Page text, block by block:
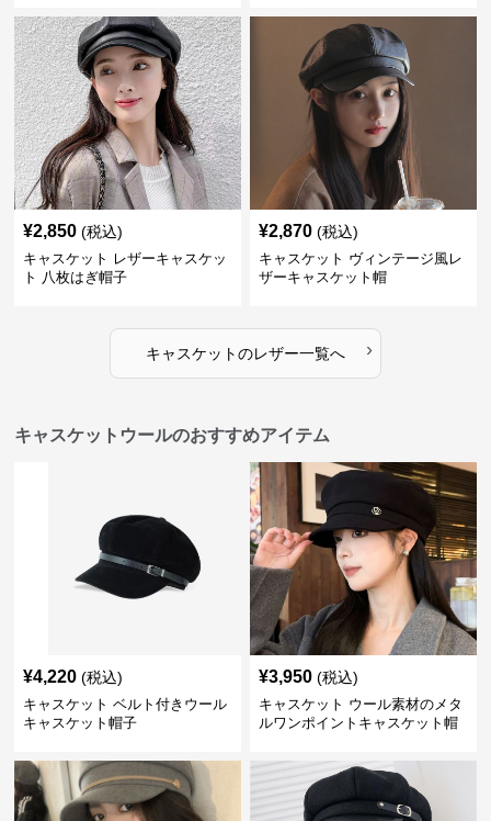
¥2,850 (税込)
キャスケット レザーキャスケッ
ト 八枚はぎ帽子
¥2,870 (税込)
キャスケット ヴィンテージ風レ
ザーキャスケット帽
キャスケットのレザー一覧へ ›
キャスケットウールのおすすめアイテム
¥4,220 (税込)
キャスケット ベルト付きウール
キャスケット帽子
¥3,950 (税込)
キャスケット ウール素材のメタ
ルワンポイントキャスケット帽